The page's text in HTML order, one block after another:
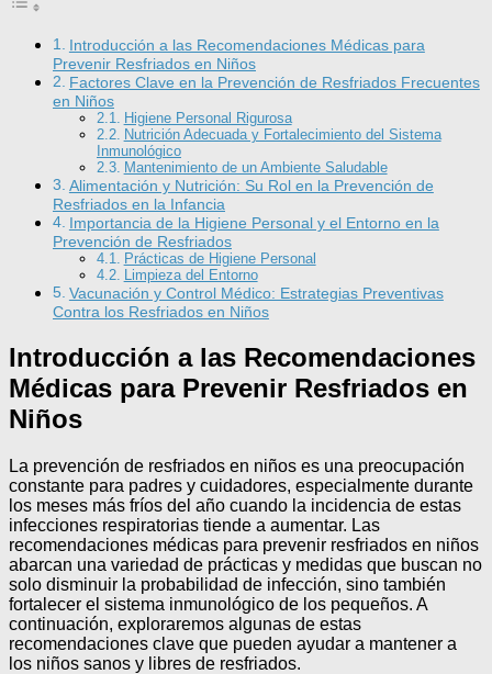
Introducción a las Recomendaciones Médicas para
Prevenir Resfriados en Niños
Factores Clave en la Prevención de Resfriados Frecuentes
en Niños
Higiene Personal Rigurosa
Nutrición Adecuada y Fortalecimiento del Sistema
Inmunológico
Mantenimiento de un Ambiente Saludable
Alimentación y Nutrición: Su Rol en la Prevención de
Resfriados en la Infancia
Importancia de la Higiene Personal y el Entorno en la
Prevención de Resfriados
Prácticas de Higiene Personal
Limpieza del Entorno
Vacunación y Control Médico: Estrategias Preventivas
Contra los Resfriados en Niños
Introducción a las Recomendaciones
Médicas para Prevenir Resfriados en
Niños
La prevención de resfriados en niños es una preocupación
constante para padres y cuidadores, especialmente durante
los meses más fríos del año cuando la incidencia de estas
infecciones respiratorias tiende a aumentar. Las
recomendaciones médicas para prevenir resfriados en niños
abarcan una variedad de prácticas y medidas que buscan no
solo disminuir la probabilidad de infección, sino también
fortalecer el sistema inmunológico de los pequeños. A
continuación, exploraremos algunas de estas
recomendaciones clave que pueden ayudar a mantener a
los niños sanos y libres de resfriados.